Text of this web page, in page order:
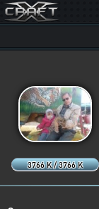
3766 K / 3766 K